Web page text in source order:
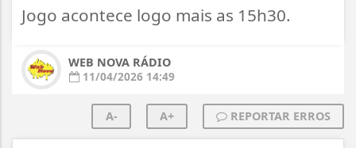
Jogo acontece logo mais as 15h30.
WEB NOVA RÁDIO
11/04/2026 14:49
A- A+ REPORTAR ERROS